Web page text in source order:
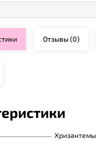
Отзывы(0)
Хризантемы